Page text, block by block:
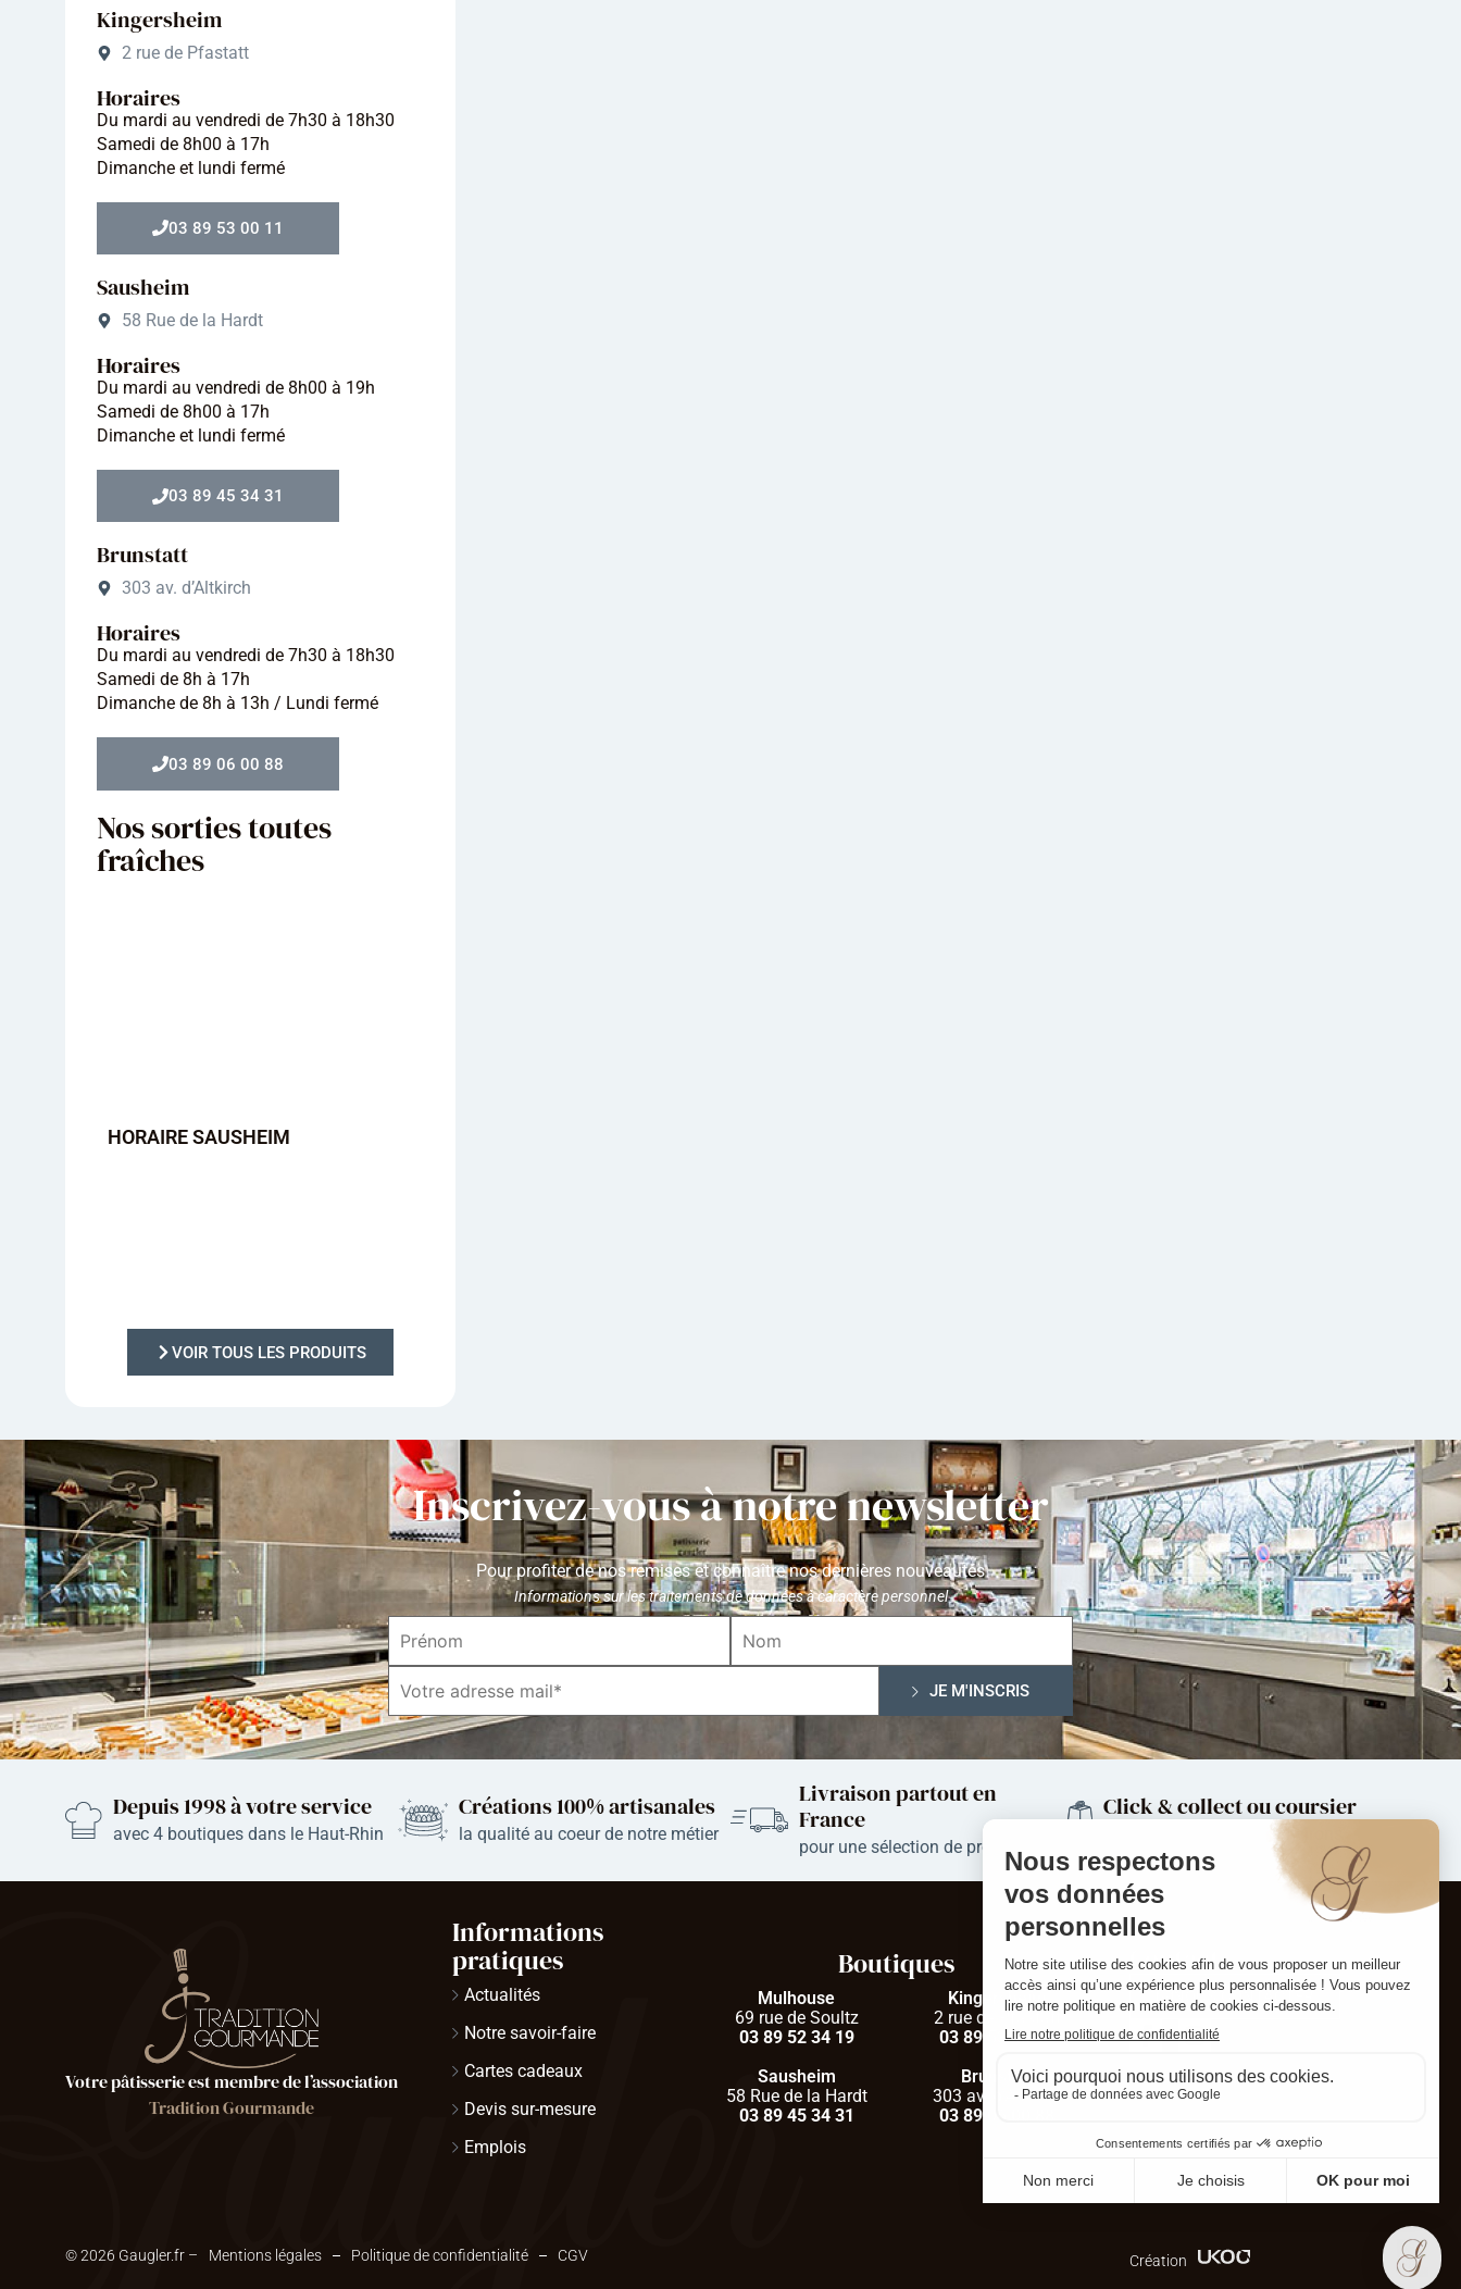
Kingersheim
2 rue de Pfastatt
Horaires
Du mardi au vendredi de 7h30 à 18h30
Samedi de 8h00 à 17h
Dimanche et lundi fermé
03 89 53 00 11
Sausheim
58 Rue de la Hardt
Horaires
Du mardi au vendredi de 8h00 à 19h
Samedi de 8h00 à 17h
Dimanche et lundi fermé
03 89 45 34 31
Brunstatt
303 av. d’Altkirch
Horaires
Du mardi au vendredi de 7h30 à 18h30
Samedi de 8h à 17h
Dimanche de 8h à 13h / Lundi fermé
03 89 06 00 88
Nos sorties toutes
fraîches
HORAIRE SAUSHEIM
VOIR TOUS LES PRODUITS
Inscrivez-vous à notre newsletter
Pour profiter de nos remises et connaître nos dernières nouveautés
Informations sur les traitements de données à caractère personnel
Depuis 1998 à votre service
avec4 boutiques dans le Haut-Rhin
Créations 100% artisanales​
la qualité au coeur de notre métier
Livraison partout en
France
pour une sélection de produits
Click & collect ou coursier
région de Mulhouse et environs
Votre pâtisserie est membre de l’association
Tradition Gourmande
Informations
pratiques
Actualités
Notre savoir-faire
Cartes cadeaux
Devis sur-mesure
Emplois
Boutiques
Mulhouse
69 rue de Soultz
03 89 52 34 19
Kingersheim
2 rue de Pfastatt
03 89 53 00 11
Sausheim
58 Rue de la Hardt
03 89 45 34 31
Brunstatt
303 av. d’Altkirch
03 89 06 00 88
Contact
NOUS CONTACTER
© 2026 Gaugler.fr – Mentions légales Politique de confidentialité CGV Création